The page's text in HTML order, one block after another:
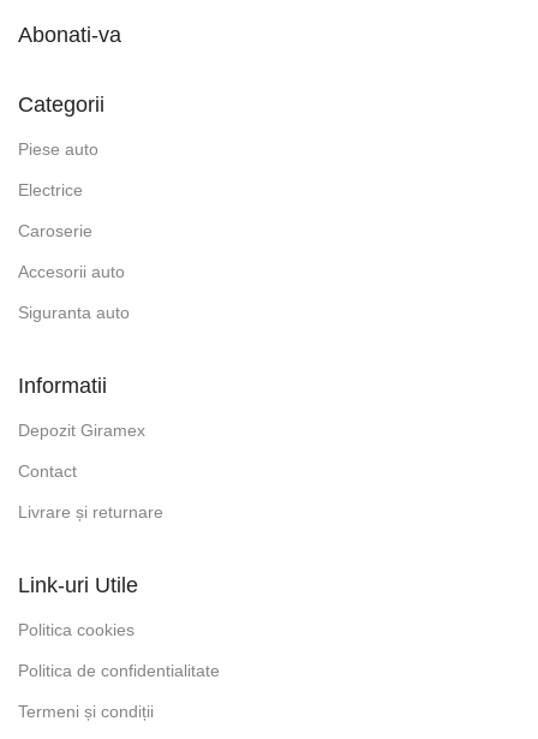
Abonati-va
Categorii
Piese auto
Electrice
Caroserie
Accesorii auto
Siguranta auto
Informatii
Depozit Giramex
Contact
Livrare și returnare
Link-uri Utile
Politica cookies
Politica de confidentialitate
Termeni și condiții